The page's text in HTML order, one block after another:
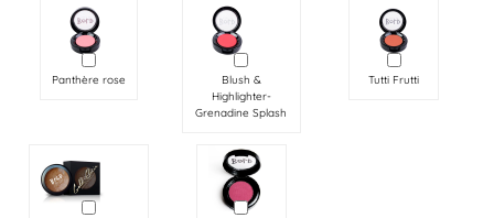
Panthère rose
Blush &
Highlighter-
Grenadine Splash
Tutti Frutti